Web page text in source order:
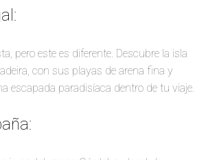
pero este es diferente. Descubre la isla
con sus playas de arena fina y
escapada paradisíaca dentro de tu viaje.